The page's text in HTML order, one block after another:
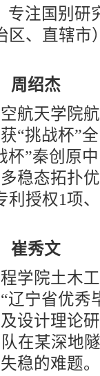
专注国别研
区、直辖市
绍杰
天学院航
“挑战杯”
杯”秦创原
稳态拓扑
利授权1项
秀文
院土木工
辽宁省优秀
设计理论
在某深地
稳的难题。